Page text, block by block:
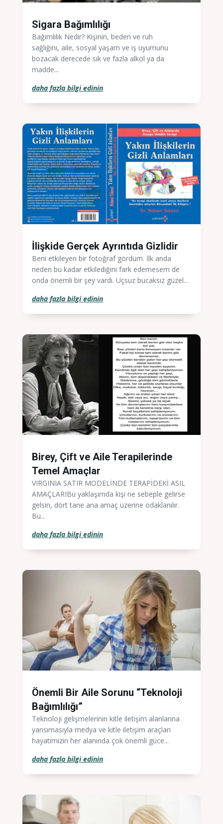
Sigara Bağımlılığı
Bağımlılık Nedir? Kişinin, beden ve ruh
sağlığını, aile, sosyal yaşam ve iş uyumunu
bozacak derecede sık ve fazla alkol ya da
madde...
daha fazla bilgi edinin
İlişkide Gerçek Ayrıntıda Gizlidir
Beni etkileyen bir fotoğraf gördüm. İlk anda
neden bu kadar etkilediğini fark edemesem de
onda önemli bir şey vardı. Uçsuz bucaksız güzel...
daha fazla bilgi edinin
Birey, Çift ve Aile Terapilerinde
Temel Amaçlar
VIRGINIA SATIR MODELİNDE TERAPİDEKİ ASIL
AMAÇLARIBu yaklaşımda kişi ne sebeple gelirse
gelsin, dört tane ana amaç üzerine odaklanılır.
Bu...
daha fazla bilgi edinin
Önemli Bir Aile Sorunu “Teknoloji
Bağımlılığı”
Teknoloji gelişmelerinin kitle iletişim alanlarına
yansımasıyla medya ve kitle iletişim araçları
hayatimizin her alanında çok önemli güce...
daha fazla bilgi edinin